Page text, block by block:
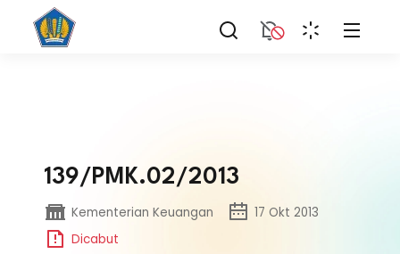
139/PMK.02/2013
Kementerian Keuangan
17 Okt 2013
Dicabut